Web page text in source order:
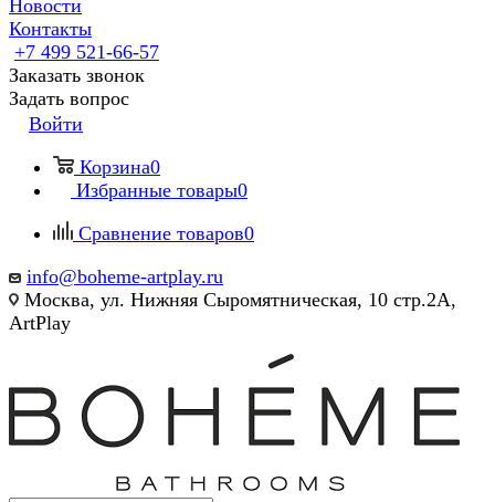
Новости
Контакты
+7 499 521-66-57
Заказать звонок
Задать вопрос
Войти
Корзина0
Избранные товары0
Сравнение товаров0
info@boheme-artplay.ru
Москва, ул. Нижняя Сыромятническая, 10 стр.2А,
ArtPlay